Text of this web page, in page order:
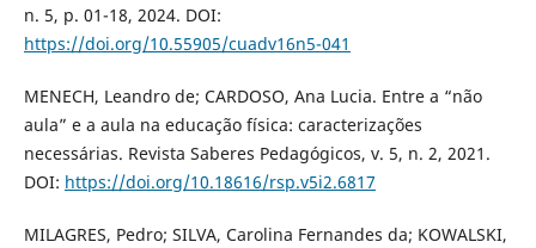
n. 5, p. 01-18, 2024. DOI:
https://doi.org/10.55905/cuadv16n5-041
MENECH, Leandro de; CARDOSO, Ana Lucia. Entre a “não
aula” e a aula na educação física: caracterizações
necessárias. Revista Saberes Pedagógicos, v. 5, n. 2, 2021.
DOI: https://doi.org/10.18616/rsp.v5i2.6817
MILAGRES, Pedro; SILVA, Carolina Fernandes da; KOWALSKI,